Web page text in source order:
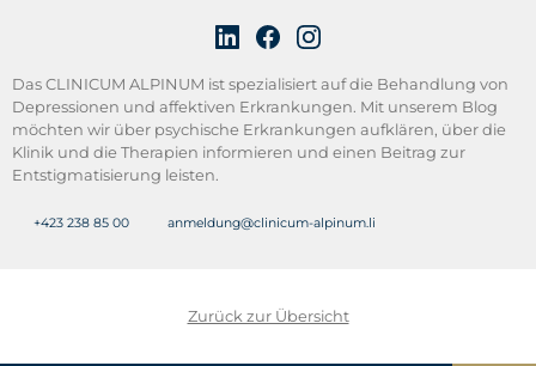
Das CLINICUM ALPINUM ist spezialisiert auf die Behandlung von
Depressionen und affektiven Erkrankungen. Mit unserem Blog
möchten wir über psychische Erkrankungen aufklären, über die
Klinik und die Therapien informieren und einen Beitrag zur
Entstigmatisierung leisten.
+423 238 85 00 anmeldung@clinicum-alpinum.li
Zurück zur Übersicht